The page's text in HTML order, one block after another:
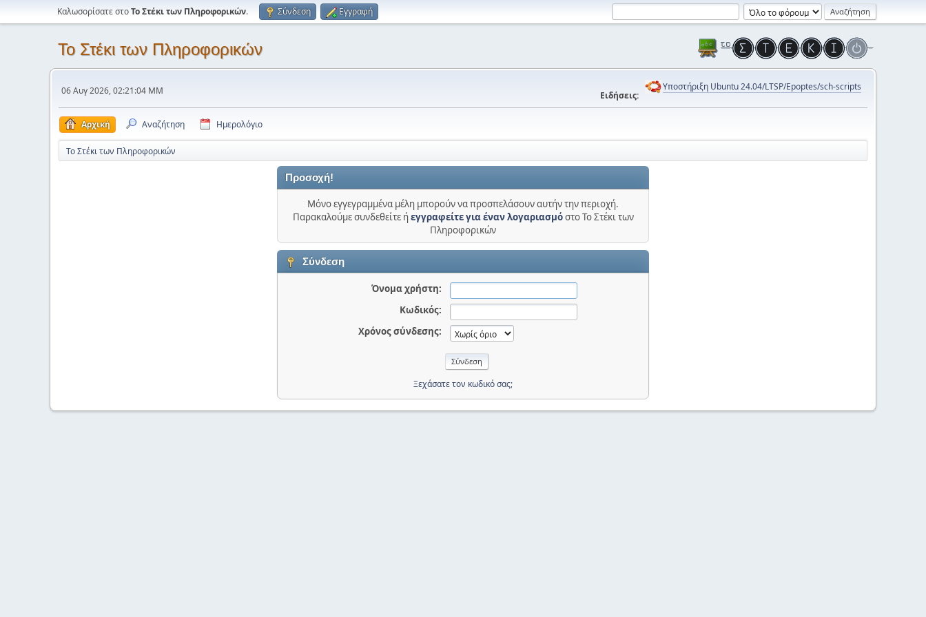
Καλωσορίσατε στοΤο Στέκι των Πληροφορικών. Σύνδεση Εγγραφή
Το Στέκι των Πληροφορικών
06 Αυγ 2026, 02:21:04 ΜΜ Ειδήσεις:
Υποστήριξη Ubuntu 24.04/LTSP/Epoptes/sch-scripts
Αρχική Αναζήτηση Ημερολόγιο
Το Στέκι των Πληροφορικών
Προσοχή!
Μόνο εγγεγραμμένα μέλη μπορούν να προσπελάσουν αυτήν την περιοχή.
Παρακαλούμε συνδεθείτε ήεγγραφείτε για έναν λογαριασμόστο Το Στέκι των
Πληροφορικών
Σύνδεση
Όνομα χρήστη:
Κωδικός:
Χρόνος σύνδεσης:
Ξεχάσατε τον κωδικό σας;